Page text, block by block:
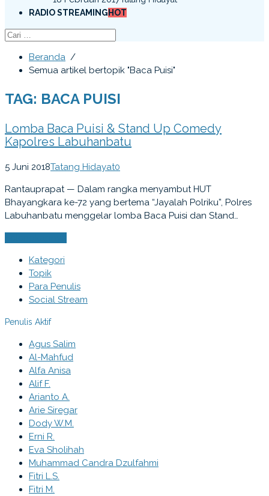
RADIO STREAMINGHOT
Beranda /
Semua artikel bertopik "Baca Puisi"
TAG: BACA PUISI
Lomba Baca Puisi & Stand Up Comedy
Kapolres Labuhanbatu
5 Juni 2018Tatang Hidayat0
Rantauprapat — Dalam rangka menyambut HUT
Bhayangkara ke-72 yang bertema “Jayalah Polriku”, Polres
Labuhanbatu menggelar lomba Baca Puisi dan Stand…
Kategori
Topik
Para Penulis
Social Stream
Penulis Aktif
Agus Salim
Al-Mahfud
Alfa Anisa
Alif F.
Arianto A.
Arie Siregar
Dody W.M.
Erni R.
Eva Sholihah
Muhammad Candra Dzulfahmi
Fitri L.S.
Fitri M.